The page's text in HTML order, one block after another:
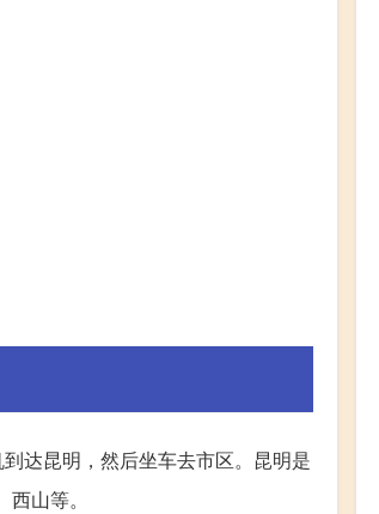
达昆明，然后坐车去市区。昆明是
山等。